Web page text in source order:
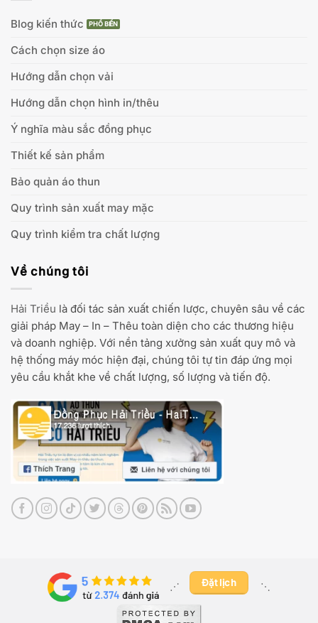
Blog kiến thức
Cách chọn size áo
Hướng dẫn chọn vải
Hướng dẫn chọn hình in/thêu
Ý nghĩa màu sắc đồng phục
Thiết kế sản phẩm
Bảo quản áo thun
Quy trình sản xuất may mặc
Quy trình kiểm tra chất lượng
Về chúng tôi
Hải Triều là đối tác sản xuất chiến lược, chuyên sâu về các
giải pháp May – In – Thêu toàn diện cho các thương hiệu
và doanh nghiệp. Với nền tảng xưởng sản xuất quy mô và
hệ thống máy móc hiện đại, chúng tôi tự tin đáp ứng mọi
yêu cầu khắt khe về chất lượng, số lượng và tiến độ.
⋰ ​ Đặt lịch ⋱